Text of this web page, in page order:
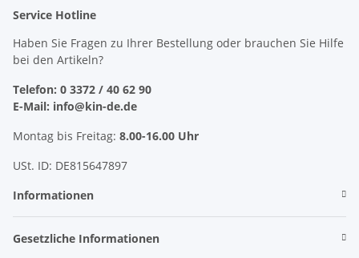
Service Hotline
Haben Sie Fragen zu Ihrer Bestellung oder brauchen Sie Hilfe
bei den Artikeln?
Telefon: 0 3372 / 40 62 90
E-Mail: info@kin-de.de
Montag bis Freitag: 8.00-16.00 Uhr
USt. ID: DE815647897
Informationen
Gesetzliche Informationen